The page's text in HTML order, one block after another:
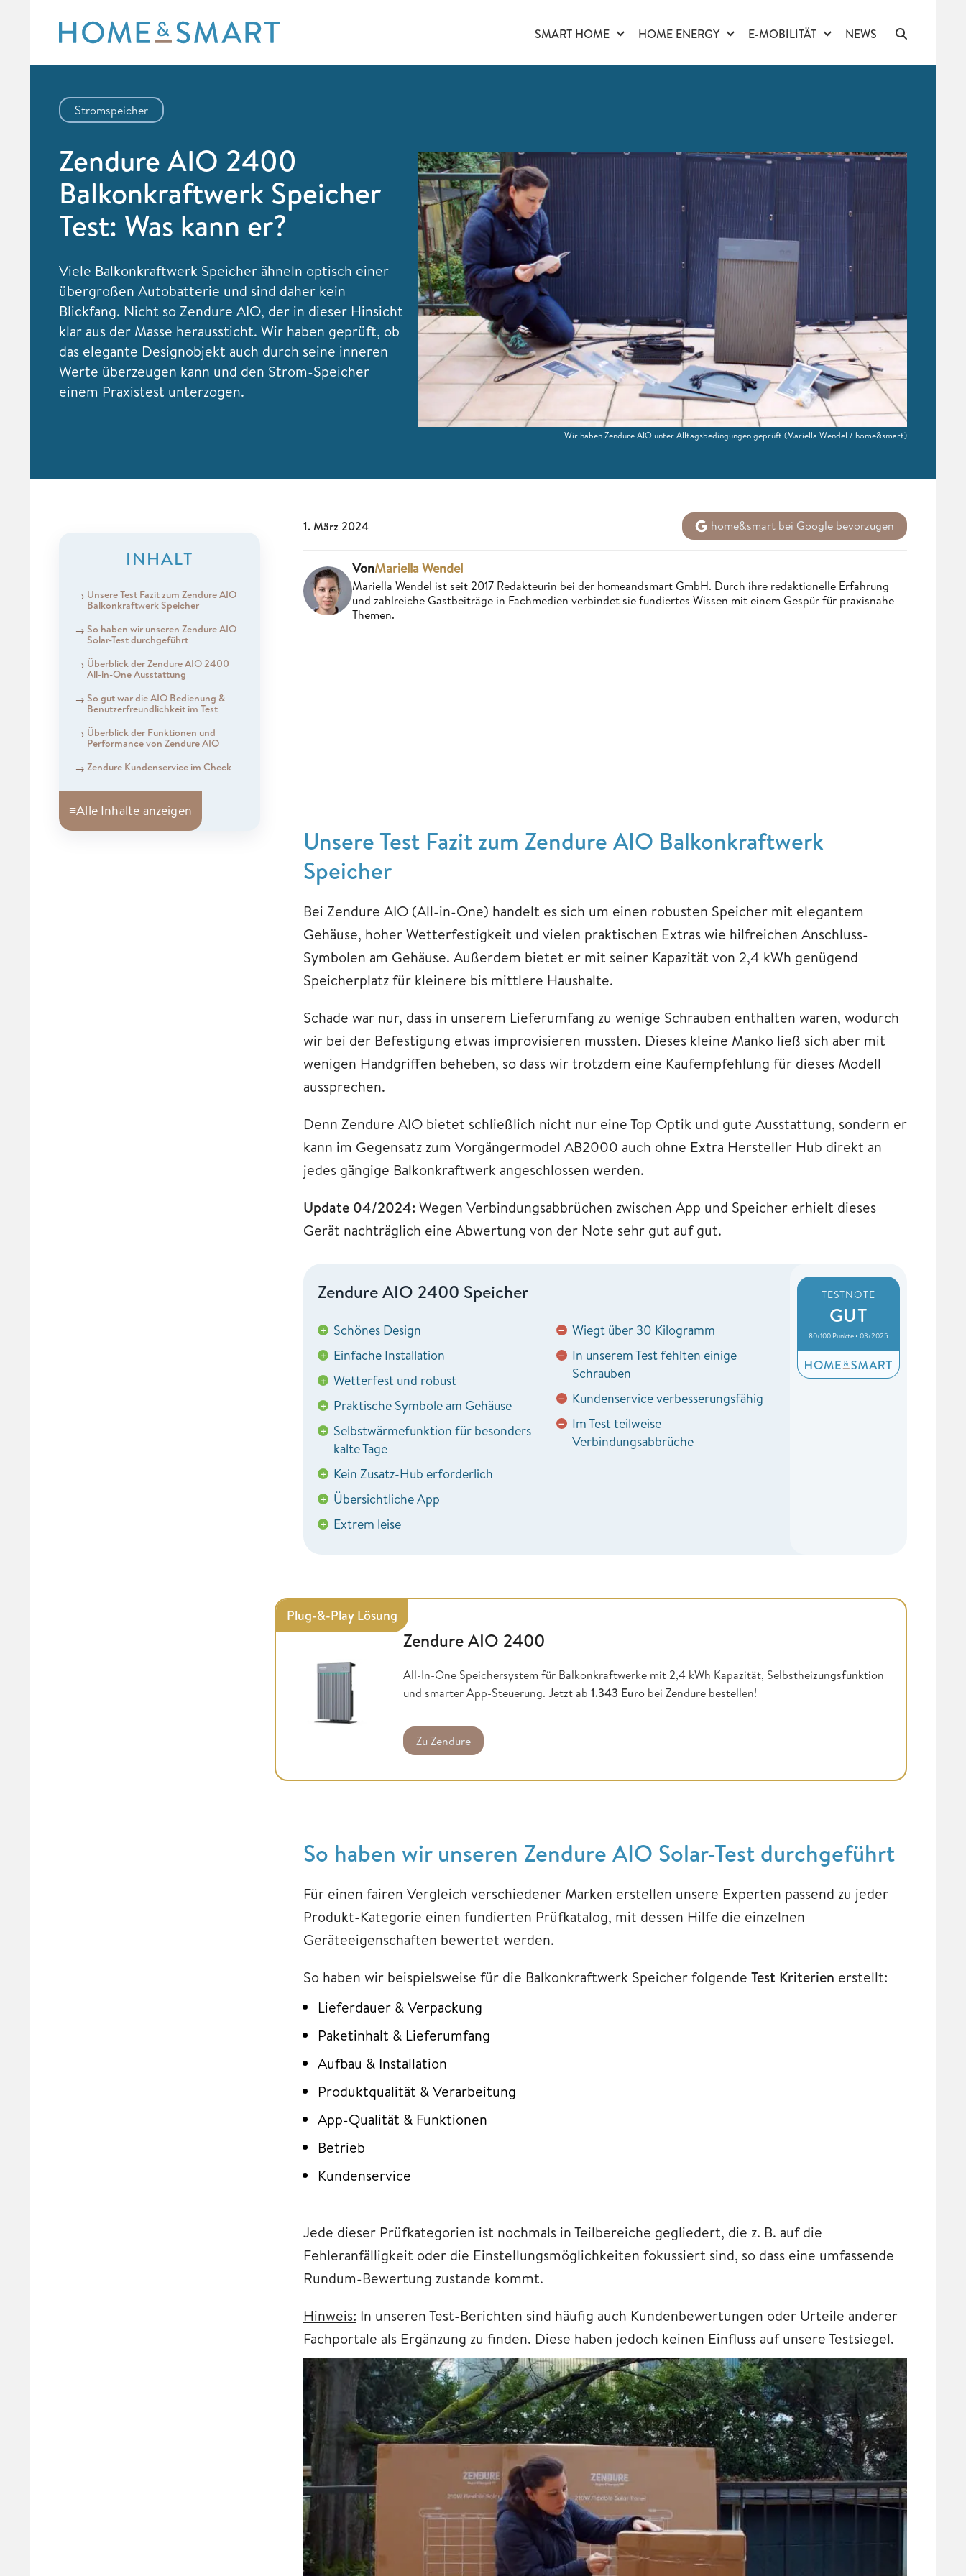
content
SMART HOME HOME ENERGY E-MOBILITÄT NEWS
Stromspeicher
Zendure AIO 2400
Balkonkraftwerk Speicher
Test: Was kann er?
Viele Balkonkraftwerk Speicher ähneln optisch einer
übergroßen Autobatterie und sind daher kein
Blickfang. Nicht so Zendure AIO, der in dieser Hinsicht
klar aus der Masse heraussticht. Wir haben geprüft, ob
das elegante Designobjekt auch durch seine inneren
Werte überzeugen kann und den Strom-Speicher
einem Praxistest unterzogen.
Wir haben Zendure AIO unter Alltagsbedingungen geprüft (Mariella Wendel / home&smart)
INHALT
Unsere Test Fazit zum Zendure AIO
Balkonkraftwerk Speicher
So haben wir unseren Zendure AIO
Solar-Test durchgeführt
Überblick der Zendure AIO 2400
All-in-One Ausstattung
So gut war die AIO Bedienung &
Benutzerfreundlichkeit im Test
Überblick der Funktionen und
Performance von Zendure AIO
Zendure Kundenservice im Check
≡Alle Inhalte anzeigen
1. März 2024 home&smart bei Google bevorzugen
VonMariella Wendel
Mariella Wendel ist seit 2017 Redakteurin bei der homeandsmart GmbH. Durch ihre redaktionelle Erfahrung
und zahlreiche Gastbeiträge in Fachmedien verbindet sie fundiertes Wissen mit einem Gespür für praxisnahe
Themen.
Unsere Test Fazit zum Zendure AIO Balkonkraftwerk
Speicher
Bei Zendure AIO (All-in-One) handelt es sich um einen robusten Speicher mit elegantem
Gehäuse, hoher Wetterfestigkeit und vielen praktischen Extras wie hilfreichen Anschluss-
Symbolen am Gehäuse. Außerdem bietet er mit seiner Kapazität von 2,4 kWh genügend
Speicherplatz für kleinere bis mittlere Haushalte.
Schade war nur, dass in unserem Lieferumfang zu wenige Schrauben enthalten waren, wodurch
wir bei der Befestigung etwas improvisieren mussten. Dieses kleine Manko ließ sich aber mit
wenigen Handgriffen beheben, so dass wir trotzdem eine Kaufempfehlung für dieses Modell
aussprechen.
Denn Zendure AIO bietet schließlich nicht nur eine Top Optik und gute Ausstattung, sondern er
kann im Gegensatz zum Vorgängermodel AB2000 auch ohne Extra Hersteller Hub direkt an
jedes gängige Balkonkraftwerk angeschlossen werden.
Update 04/2024: Wegen Verbindungsabbrüchen zwischen App und Speicher erhielt dieses
Gerät nachträglich eine Abwertung von der Note sehr gut auf gut.
Zendure AIO 2400 Speicher
+ Schönes Design
+ Einfache Installation
+ Wetterfest und robust
+ Praktische Symbole am Gehäuse
+ Selbstwärmefunktion für besonders
kalte Tage
+ Kein Zusatz-Hub erforderlich
+ Übersichtliche App
+ Extrem leise
− Wiegt über 30 Kilogramm
− In unserem Test fehlten einige
Schrauben
− Kundenservice verbesserungsfähig
− Im Test teilweise
Verbindungsabbrüche
TESTNOTE
GUT
80/100 Punkte • 03/2025
Plug-&-Play Lösung
Zendure AIO 2400
All-In-One Speichersystem für Balkonkraftwerke mit 2,4 kWh Kapazität, Selbstheizungsfunktion
und smarter App-Steuerung. Jetzt ab1.343 Euro bei Zendure bestellen!
Zu Zendure
So haben wir unseren Zendure AIO Solar-Test durchgeführt
Für einen fairen Vergleich verschiedener Marken erstellen unsere Experten passend zu jeder
Produkt-Kategorie einen fundierten Prüfkatalog, mit dessen Hilfe die einzelnen
Geräteeigenschaften bewertet werden.
So haben wir beispielsweise für die Balkonkraftwerk Speicher folgende Test Kriterien erstellt:
Lieferdauer & Verpackung
Paketinhalt & Lieferumfang
Aufbau & Installation
Produktqualität & Verarbeitung
App-Qualität & Funktionen
Betrieb
Kundenservice
Jede dieser Prüfkategorien ist nochmals in Teilbereiche gegliedert, die z. B. auf die
Fehleranfälligkeit oder die Einstellungsmöglichkeiten fokussiert sind, so dass eine umfassende
Rundum-Bewertung zustande kommt.
Hinweis: In unseren Test-Berichten sind häufig auch Kundenbewertungen oder Urteile anderer
Fachportale als Ergänzung zu finden. Diese haben jedoch keinen Einfluss auf unsere Testsiegel.